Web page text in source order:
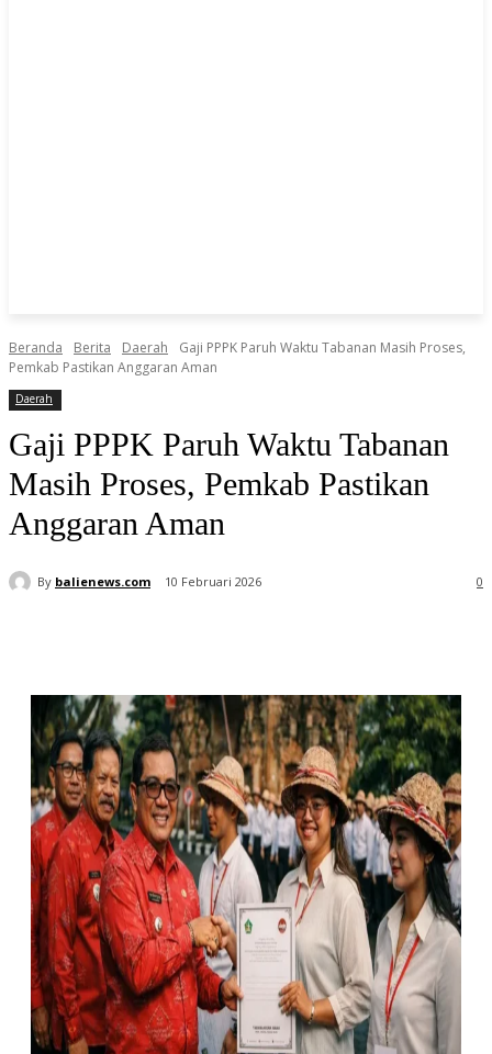
Beranda Berita Daerah
Gaji PPPK Paruh Waktu Tabanan Masih Proses,
Pemkab Pastikan Anggaran Aman
Daerah
Gaji PPPK Paruh Waktu Tabanan
Masih Proses, Pemkab Pastikan
Anggaran Aman
By balienews.com 10 Februari 2026 0